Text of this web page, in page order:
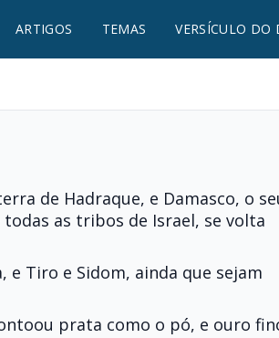
ARTIGOS TEMAS VERSÍCULO DO
de Hadraque, e Damasco, o
as tribos de Israel, se volta
e Tiro e Sidom, ainda que sejam
prata como o pó, e ouro